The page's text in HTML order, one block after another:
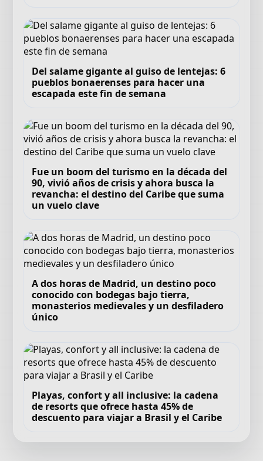
Del salame gigante al guiso de lentejas: 6
pueblos bonaerenses para hacer una
escapada este fin de semana
Fue un boom del turismo en la década del
90, vivió años de crisis y ahora busca la
revancha: el destino del Caribe que suma
un vuelo clave
A dos horas de Madrid, un destino poco
conocido con bodegas bajo tierra,
monasterios medievales y un desfiladero
único
Playas, confort y all inclusive: la cadena
de resorts que ofrece hasta 45% de
descuento para viajar a Brasil y el Caribe